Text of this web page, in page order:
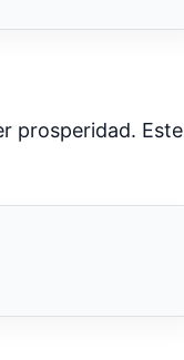
prosperidad. Este